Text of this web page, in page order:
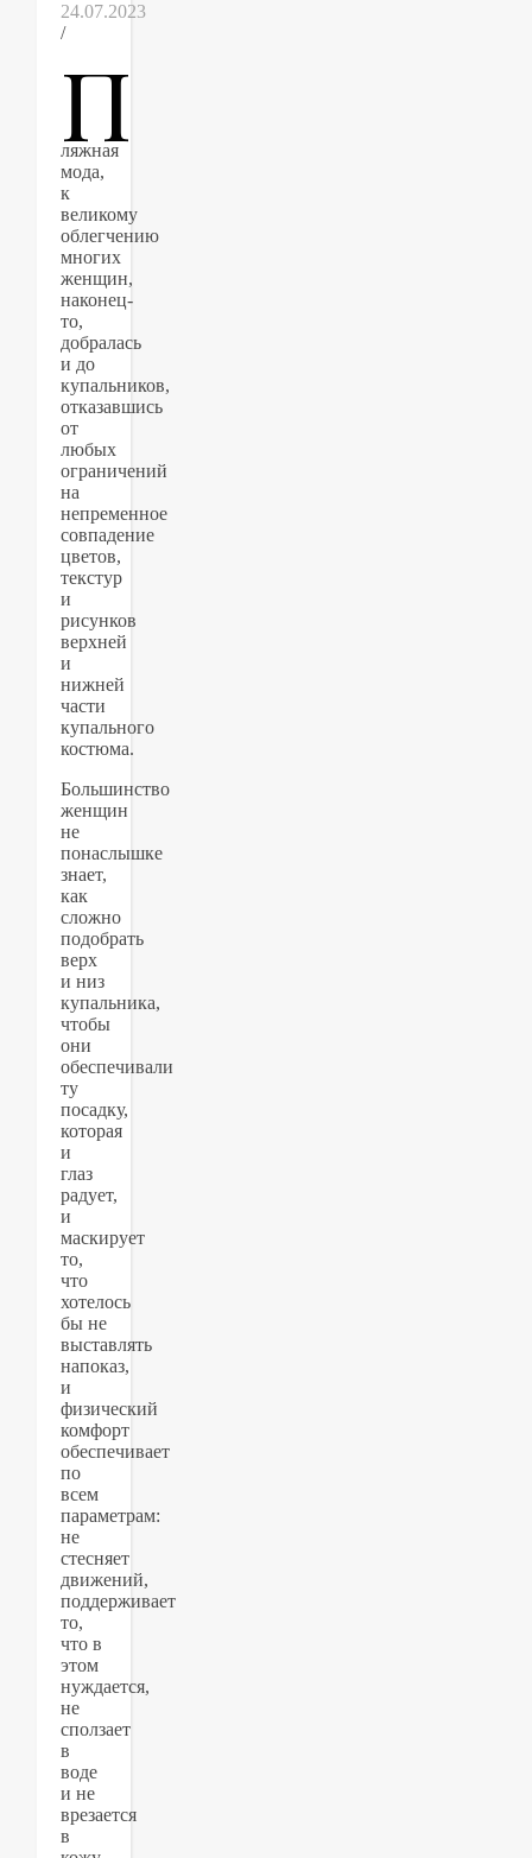
24.07.2023
/
П
ляжная
мода,
к
великому
облегчению
многих
женщин,
наконец-
то,
добралась
и до
купальников,
отказавшись
от
любых
ограничений
на
непременное
совпадение
цветов,
текстур
и
рисунков
верхней
и
нижней
части
купального
костюма.
Большинство
женщин
не
понаслышке
знает,
как
сложно
подобрать
верх
и низ
купальника,
чтобы
они
обеспечивали
ту
посадку,
которая
и
глаз
радует,
и
маскирует
то,
что
хотелось
бы не
выставлять
напоказ,
и
физический
комфорт
обеспечивает
по
всем
параметрам:
не
стесняет
движений,
поддерживает
то,
что в
этом
нуждается,
не
сползает
в
воде
и не
врезается
в